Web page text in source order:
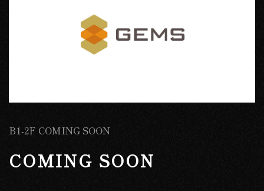
B1-2F COMING SOON
COMING SOON